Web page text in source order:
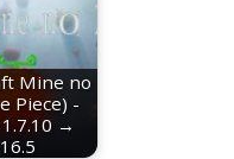
Mine no
Piece) -
→